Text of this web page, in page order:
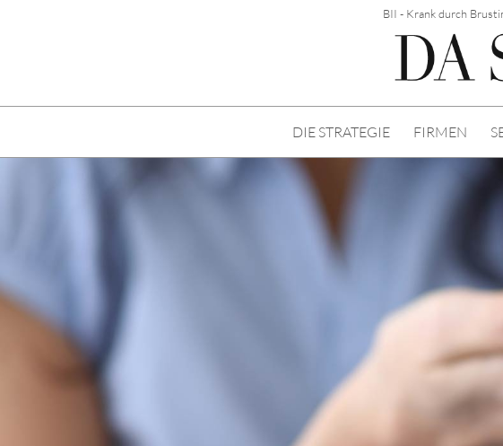
BII - Krank durch
DIE STRATEGIE FIRMEN